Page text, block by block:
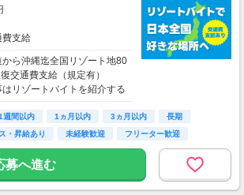
支給
ため、以下の補助がありま
（個室あり）
上限あり）
いので、働いた分のほとんど
ができます！
から沖縄迄全国リゾート地80
交通費支給（規定有）
リゾートバイトを紹介する
際に募集がある勤務地と異
す。
希望条件をお伺いし、全国
の流れ★
週間以内 1ヵ月以内 3ヵ月以内
長期
・昇給あり 未経験歓迎 フリーター歓迎
募へ進む